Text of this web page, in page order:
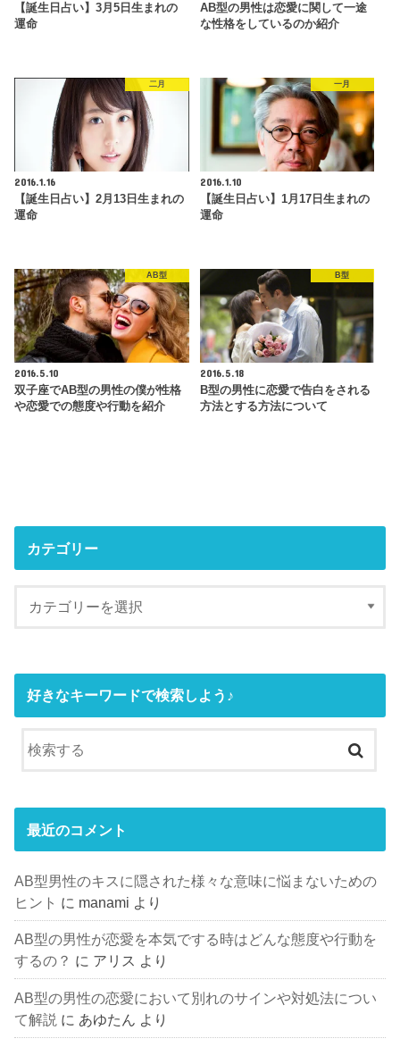
【誕生日占い】3月5日生まれの
運命
AB型の男性は恋愛に関して一途
な性格をしているのか紹介
二月
2016.1.16
【誕生日占い】2月13日生まれの
運命
一月
2016.1.10
【誕生日占い】1月17日生まれの
運命
AB型
2016.5.10
双子座でAB型の男性の僕が性格
や恋愛での態度や行動を紹介
B型
2016.5.18
B型の男性に恋愛で告白をされる
方法とする方法について
カテゴリー
好きなキーワードで検索しよう♪
最近のコメント
AB型男性のキスに隠された様々な意味に悩まないための
ヒント に manami より
AB型の男性が恋愛を本気でする時はどんな態度や行動を
するの？ に アリス より
AB型の男性の恋愛において別れのサインや対処法につい
て解説 に あゆたん より